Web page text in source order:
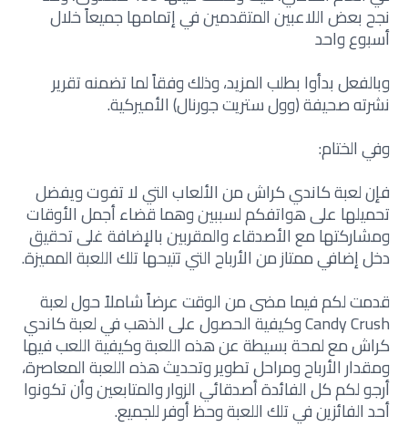
نجح بعض اللاعبين المتقدمين في إتمامها جميعاً خلال
أسبوع واحد
وبالفعل بدأوا بطلب المزيد، وذلك وفقاً لما تضمنه تقرير
نشرته صحيفة (وول ستريت جورنال) الأميركية.
وفي الختام:
فإن لعبة كاندي كراش من الألعاب التي لا تفوت ويفضل
تحميلها على هواتفكم لسببين وهما قضاء أجمل الأوقات
ومشاركتها مع الأصدقاء والمقربين بالإضافة غلى تحقيق
دخل إضافي ممتاز من الأرباح التي تتيحها تلك اللعبة المميزة.
قدمت لكم فيما مضى من الوقت عرضاً شاملاً حول لعبة
Candy Crush وكيفية الحصول على الذهب في لعبة كاندي
كراش مع لمحة بسيطة عن هذه اللعبة وكيفية اللعب فيها
ومقدار الأرباح ومراحل تطوير وتحديث هذه اللعبة المعاصرة،
أرجو لكم كل الفائدة أصدقائي الزوار والمتابعين وأن تكونوا
أحد الفائزين في تلك اللعبة وحظ أوفر للجميع.